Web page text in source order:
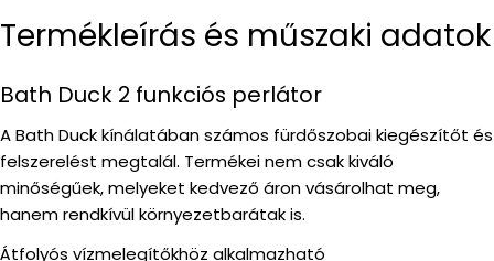
Termékleírás és műszaki adatok
Bath Duck 2 funkciós perlátor
A Bath Duck kínálatában számos fürdőszobai kiegészítőt és
felszerelést megtalál. Termékei nem csak kiváló
minőségűek, melyeket kedvező áron vásárolhat meg,
hanem rendkívül környezetbarátak is.
Átfolyós vízmelegítőkhöz alkalmazható